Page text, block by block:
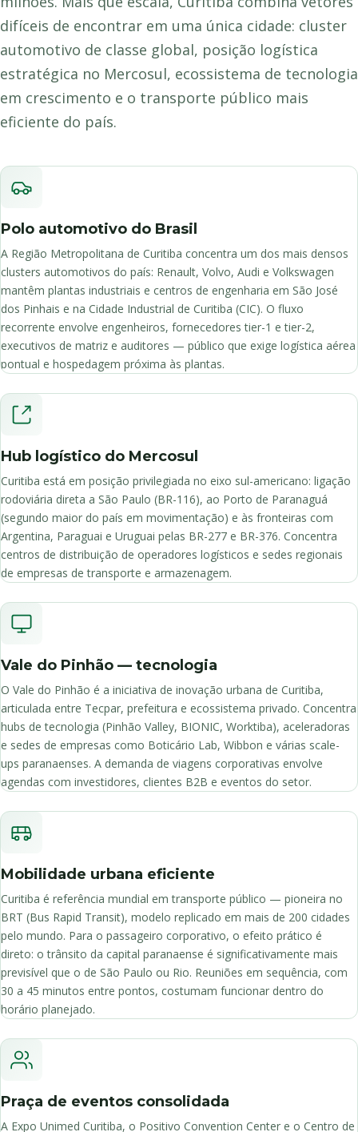
difíceis de encontrar em uma única cidade: cluster
automotivo de classe global, posição logística
estratégica no Mercosul, ecossistema de tecnologia
em crescimento e o transporte público mais
eficiente do país.
Polo automotivo do Brasil
A Região Metropolitana de Curitiba concentra um dos mais densos
clusters automotivos do país: Renault, Volvo, Audi e Volkswagen
mantêm plantas industriais e centros de engenharia em São José
dos Pinhais e na Cidade Industrial de Curitiba (CIC). O fluxo
recorrente envolve engenheiros, fornecedores tier-1 e tier-2,
executivos de matriz e auditores — público que exige logística aérea
pontual e hospedagem próxima às plantas.
Hub logístico do Mercosul
Curitiba está em posição privilegiada no eixo sul-americano: ligação
rodoviária direta a São Paulo (BR-116), ao Porto de Paranaguá
(segundo maior do país em movimentação) e às fronteiras com
Argentina, Paraguai e Uruguai pelas BR-277 e BR-376. Concentra
centros de distribuição de operadores logísticos e sedes regionais
de empresas de transporte e armazenagem.
Vale do Pinhão — tecnologia
O Vale do Pinhão é a iniciativa de inovação urbana de Curitiba,
articulada entre Tecpar, prefeitura e ecossistema privado. Concentra
hubs de tecnologia (Pinhão Valley, BIONIC, Worktiba), aceleradoras
e sedes de empresas como Boticário Lab, Wibbon e várias scale-
ups paranaenses. A demanda de viagens corporativas envolve
agendas com investidores, clientes B2B e eventos do setor.
Mobilidade urbana eficiente
Curitiba é referência mundial em transporte público — pioneira no
BRT (Bus Rapid Transit), modelo replicado em mais de 200 cidades
pelo mundo. Para o passageiro corporativo, o efeito prático é
direto: o trânsito da capital paranaense é significativamente mais
previsível que o de São Paulo ou Rio. Reuniões em sequência, com
30 a 45 minutos entre pontos, costumam funcionar dentro do
horário planejado.
Praça de eventos consolidada
A Expo Unimed Curitiba, o Positivo Convention Center e o Centro de